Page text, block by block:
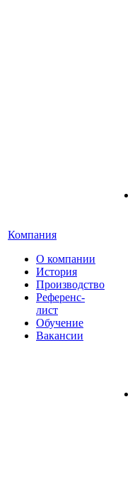
Компания
О компании
История
Производство
Референс-
лист
Обучение
Вакансии